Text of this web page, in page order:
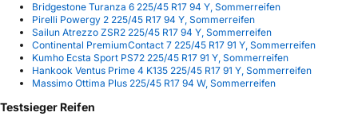
Bridgestone Turanza 6 225/45 R17 94 Y, Sommerreifen
Pirelli Powergy 2 225/45 R17 94 Y, Sommerreifen
Sailun Atrezzo ZSR2 225/45 R17 94 Y, Sommerreifen
Continental PremiumContact 7 225/45 R17 91 Y, Sommerreifen
Kumho Ecsta Sport PS72 225/45 R17 91 Y, Sommerreifen
Hankook Ventus Prime 4 K135 225/45 R17 91 Y, Sommerreifen
Massimo Ottima Plus 225/45 R17 94 W, Sommerreifen
Testsieger Reifen